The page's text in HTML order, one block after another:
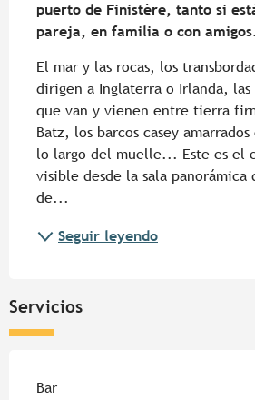
puerto de Finistère, tanto si
pareja, en familia o con amigos.
El mar y las rocas, los
dirigen a Inglaterra o Irlanda, las
que van y vienen entre tierra
Batz, los barcos casey
lo largo del muelle... Este es el
visible desde la sala panorámica
de...
Seguir leyendo
Servicios
Bar